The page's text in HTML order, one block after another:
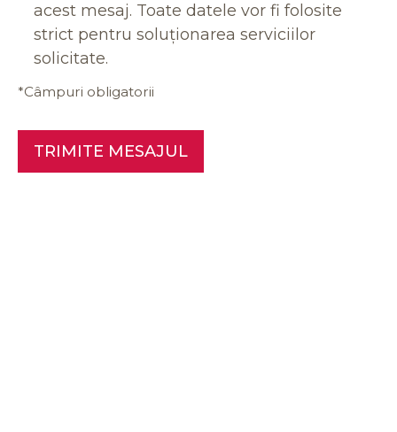
acest mesaj. Toate datele vor fi folosite
strict pentru soluționarea serviciilor
solicitate.
*Câmpuri obligatorii